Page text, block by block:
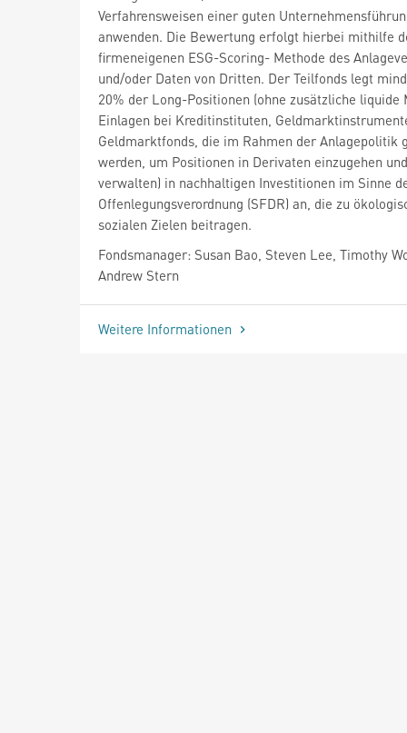
Verfahrensweisen einer guten
anwenden. Die Bewertung erfolgt hierbei mithilfe
firmeneigenen ESG-Scoring- Methode des
und/oder Daten von Dritten. Der Teilfonds legt
20% der Long-Positionen (ohne zusätzliche liquide
Einlagen bei Kreditinstituten,
Geldmarktfonds, die im Rahmen der Anlagepolitik
werden, um Positionen in Derivaten einzugehen
verwalten) in nachhaltigen Investitionen im Sinne
Offenlegungsverordnung (SFDR) an, die zu
sozialen Zielen beitragen.
Fondsmanager: Susan Bao, Steven Lee, Timothy
Andrew Stern
Weitere Informationen